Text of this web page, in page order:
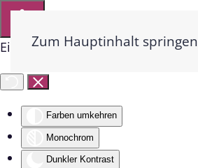
Eingabehilfen öffnen
Farben umkehren
Monochrom
Dunkler Kontrast
Zum Hauptinhalt springen